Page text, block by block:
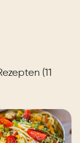
(11